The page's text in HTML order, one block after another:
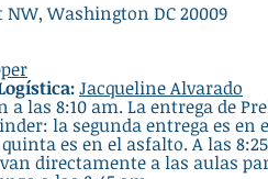
NW, Washington DC 20009
Jacqueline Alvarado
a las 8:10 am. La entrega de
la segunda entrega es en
es en el asfalto. A las 8:25
directamente a las aulas